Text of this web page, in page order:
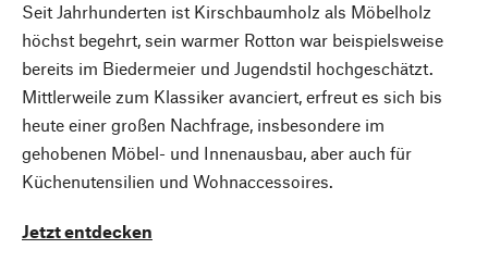
Seit Jahrhunderten ist Kirschbaumholz als Möbelholz
höchst begehrt, sein warmer Rotton war beispielsweise
bereits im Biedermeier und Jugendstil hochgeschätzt.
Mittlerweile zum Klassiker avanciert, erfreut es sich bis
heute einer großen Nachfrage, insbesondere im
gehobenen Möbel- und Innenausbau, aber auch für
Küchenutensilien und Wohnaccessoires.
Jetzt entdecken